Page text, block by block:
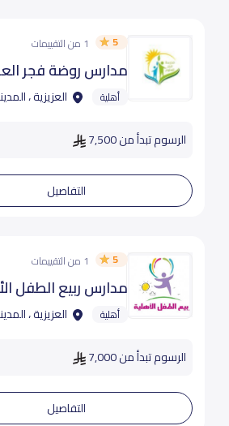
5 1 من التقييمات
مدارس روضة فجر
أهلية العزيزية ،
الرسوم تبدأ من 7,500
التفاصيل
5 1 من التقييمات
مدارس ربيع الطفل
أهلية العزيزية ،
الرسوم تبدأ من 7,000
التفاصيل